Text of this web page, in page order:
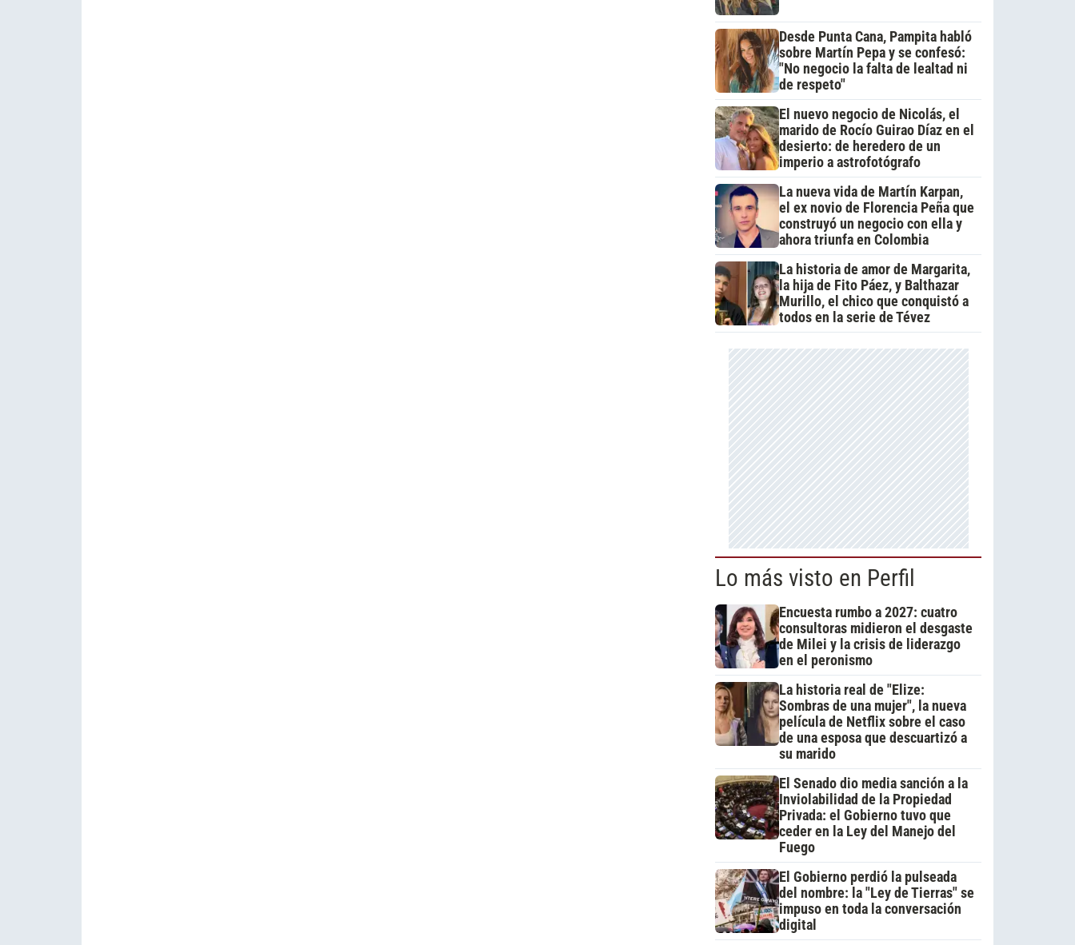
Desde Punta Cana, Pampita habló
sobre Martín Pepa y se confesó:
"No negocio la falta de lealtad ni
de respeto"
El nuevo negocio de Nicolás, el
marido de Rocío Guirao Díaz en el
desierto: de heredero de un
imperio a astrofotógrafo
La nueva vida de Martín Karpan,
el ex novio de Florencia Peña que
construyó un negocio con ella y
ahora triunfa en Colombia
La historia de amor de Margarita,
la hija de Fito Páez, y Balthazar
Murillo, el chico que conquistó a
todos en la serie de Tévez
Lo más visto en Perfil
Encuesta rumbo a 2027: cuatro
consultoras midieron el desgaste
de Milei y la crisis de liderazgo
en el peronismo
La historia real de "Elize:
Sombras de una mujer", la nueva
película de Netflix sobre el caso
de una esposa que descuartizó a
su marido
El Senado dio media sanción a la
Inviolabilidad de la Propiedad
Privada: el Gobierno tuvo que
ceder en la Ley del Manejo del
Fuego
El Gobierno perdió la pulseada
del nombre: la "Ley de Tierras" se
impuso en toda la conversación
digital